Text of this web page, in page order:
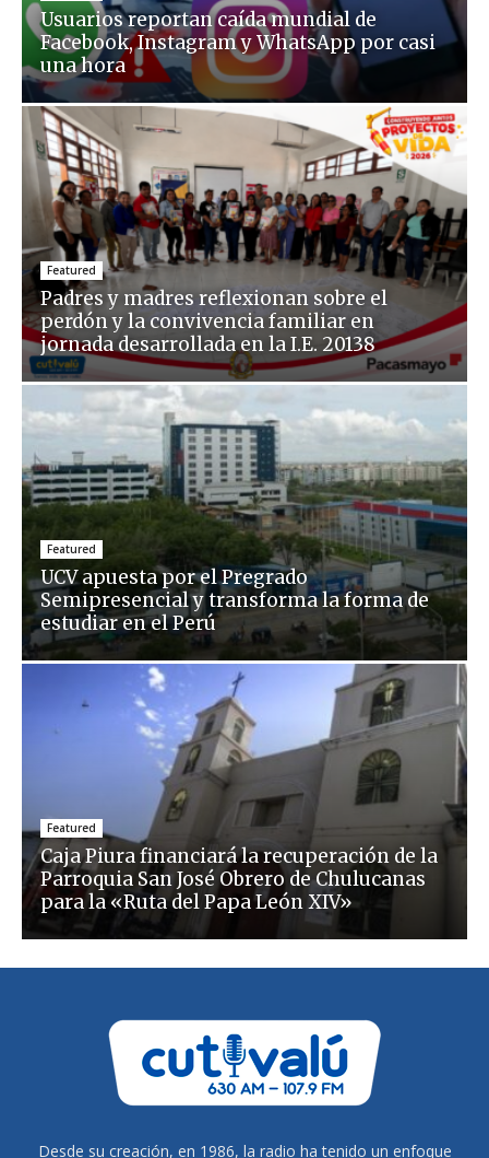
Usuarios reportan caída mundial de
Facebook, Instagram y WhatsApp por casi
una hora
Featured
Padres y madres reflexionan sobre el
perdón y la convivencia familiar en
jornada desarrollada en la I.E. 20138
Featured
UCV apuesta por el Pregrado
Semipresencial y transforma la forma de
estudiar en el Perú
Featured
Caja Piura financiará la recuperación de la
Parroquia San José Obrero de Chulucanas
para la «Ruta del Papa León XIV»
Desde su creación, en 1986, la radio ha tenido un enfoque